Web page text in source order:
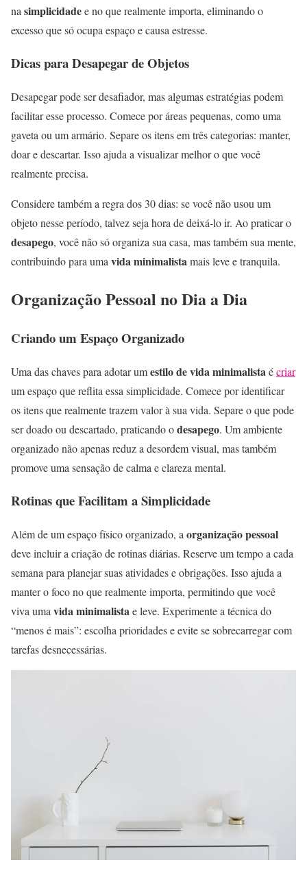
na simplicidadee no que realmente importa, eliminando o
excesso que só ocupa espaço e causa estresse.
Dicas para Desapegar de Objetos
Desapegar pode ser desafiador, mas algumas estratégias podem
facilitar esse processo. Comece por áreas pequenas, como uma
gaveta ou um armário. Separe os itens em três categorias: manter,
doar e descartar. Isso ajuda a visualizar melhor o que você
realmente precisa.
Considere também a regra dos 30 dias: se você não usou um
objeto nesse período, talvez seja hora de deixá-lo ir. Ao praticar o
desapego, você não só organiza sua casa, mas também sua mente,
contribuindo para uma vida minimalistamais leve e tranquila.
Organização Pessoal no Dia a Dia
Criando um Espaço Organizado
Uma das chaves para adotar umestilo de vida minimalista écriar
um espaço que reflita essa simplicidade. Comece por identificar
os itens que realmente trazem valor à sua vida. Separe o que pode
ser doado ou descartado, praticando odesapego. Um ambiente
organizado não apenas reduz a desordem visual, mas também
promove uma sensação de calma e clareza mental.
Rotinas que Facilitam a Simplicidade
Além de um espaço físico organizado, a organização pessoal
deve incluir a criação de rotinas diárias. Reserve um tempo a cada
semana para planejar suas atividades e obrigações. Isso ajuda a
manter o foco no que realmente importa, permitindo que você
viva uma vida minimalistae leve. Experimente a técnica do
“menos é mais”: escolha prioridades e evite se sobrecarregar com
tarefas desnecessárias.